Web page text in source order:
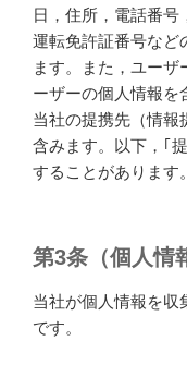
日，住所，電話番号
運転免許証番号など
ます。また，ユー
ーザーの個人情報を
当社の提携先（情報
含みます。以下，｢
することがあります。
第3条（個人情
当社が個人情報を収
です。